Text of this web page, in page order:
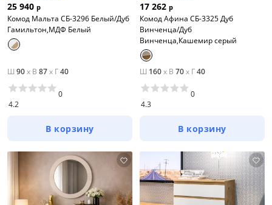
Кровати
Туалетные столики
Все варианты
Цена
от до
25 940 р
Комод Мальта СБ-3296 Белый/Дуб
Гамильтон,МДФ Белый
Ш 90x В 87x Г40
4.2
0
В корзину
17 262 р
Комод Афина СБ-3325 Дуб
Винченца/Дуб
Винченца,Кашемир серый
Ш 160x В 70x Г40
4.3
0
В корзину